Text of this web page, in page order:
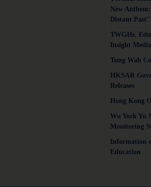
New
Distant Past"
TWGHs.
Insight Media
Tung Wah
HKSAR
Releases
Hong Kong
Wu York Yu
Monitoring
Information
Education